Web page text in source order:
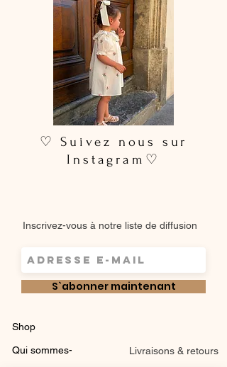
♡ Suivez nous sur
Instagram♡
Inscrivez-vous à notre liste de diffusion
S`abonner maintenant
Shop
Qui sommes- Livraisons & retours